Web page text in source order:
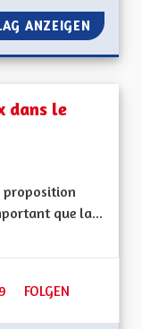
ANZEIGEN
dans le
proposition
que la...
49 FOLLOWER
FOLGEN
MODÈLE INTÉGRÉ